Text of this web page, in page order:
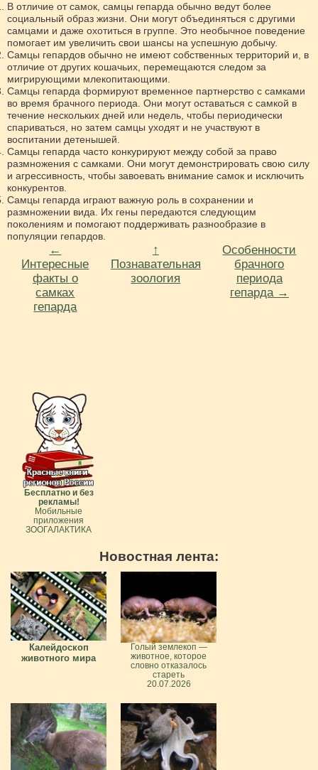
В отличие от самок, самцы гепарда обычно ведут более
социальный образ жизни. Они могут объединяться с другими
самцами и даже охотиться в группе. Это необычное поведение
помогает им увеличить свои шансы на успешную добычу.
Самцы гепардов обычно не имеют собственных территорий и, в
отличие от других кошачьих, перемещаются следом за
мигрирующими млекопитающими.
Самцы гепарда формируют временное партнерство с самками
во время брачного периода. Они могут оставаться с самкой в
течение нескольких дней или недель, чтобы периодически
спариваться, но затем самцы уходят и не участвуют в
воспитании детенышей.
Самцы гепарда часто конкурируют между собой за право
размножения с самками. Они могут демонстрировать свою силу
и агрессивность, чтобы завоевать внимание самок и исключить
конкурентов.
Самцы гепарда играют важную роль в сохранении и
размножении вида. Их гены передаются следующим
поколениям и помогают поддерживать разнообразие в
популяции гепардов.
←
Интересные
факты о
самках
гепарда
↑
Познавательная
зоология
Особенности
брачного
периода
гепарда →
Бесплатно и без
рекламы!
Мобильные
приложения
ЗООГАЛАКТИКА
Новостная лента:
Калейдоскоп
животного мира
Голый землекоп —
животное, которое
словно отказалось
стареть
20.07.2026